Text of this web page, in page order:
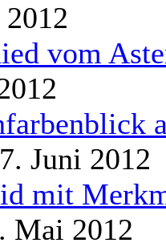
vom
Juni 2012
mit
Mai 2012